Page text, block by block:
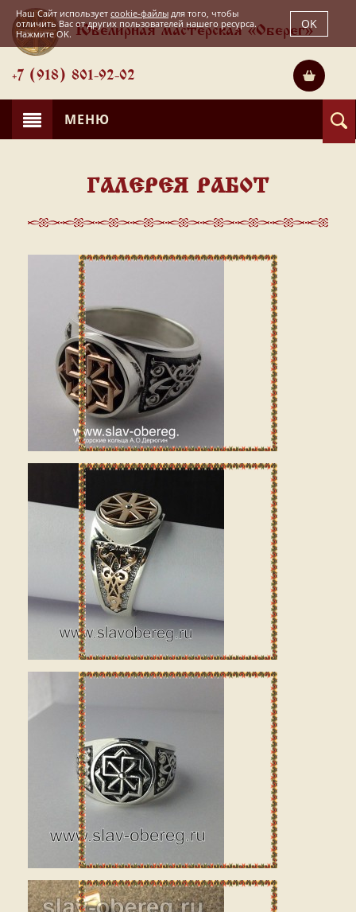
Ювелирная мастерская «Оберег»
+7 (918) 801-92-02
МЕНЮ
ГАЛЕРЕЯ РАБОТ
Наш Сайт использует cookie-файлы для того, чтобы
отличить Вас от других пользователей нашего ресурса.
Нажмите OK.
OK